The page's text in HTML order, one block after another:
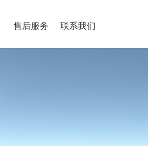
售后服务 联系我们